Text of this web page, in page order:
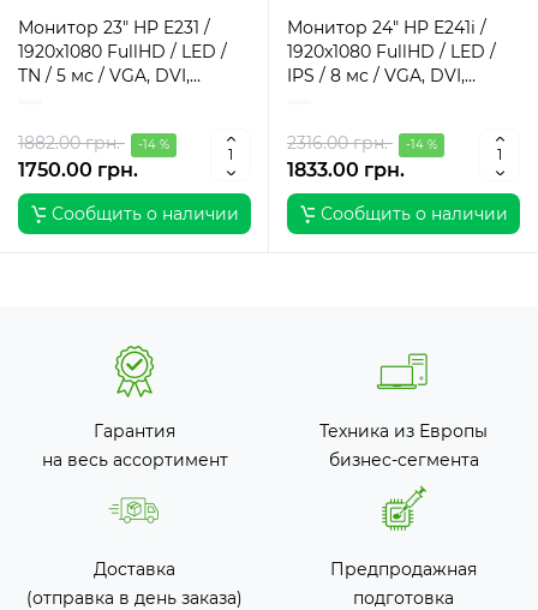
Монитор 23" HP E231 /
1920x1080 FullHD / LED /
TN / 5 мс / VGA, DVI,
1882.00 грн.
-14 %
1750.00 грн.
Сообщить о наличии
Монитор 24" HP E241i /
1920x1080 FullHD / LED /
IPS / 8 мс / VGA, DVI,
2316.00 грн.
-14 %
1833.00 грн.
Сообщить о наличии
Гарантия
на весь ассортимент
Техника из Европы
бизнес-сегмента
Доставка
(отправка в день заказа)
Предпродажная
подготовка